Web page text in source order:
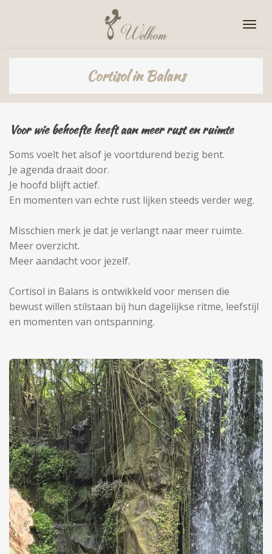
de
Cortisol in Balans
Voor wie behoefte heeft aan meer rust en ruimte
Soms voelt het alsof je voortdurend bezig bent.
Je agenda draait door.
Je hoofd blijft actief.
En momenten van echte rust lijken steeds verder weg.
Misschien merk je dat je verlangt naar meer ruimte.
Meer overzicht.
Meer aandacht voor jezelf.
Cortisol in Balans is ontwikkeld voor mensen die
bewust willen stilstaan bij hun dagelijkse ritme, leefstijl
en momenten van ontspanning.